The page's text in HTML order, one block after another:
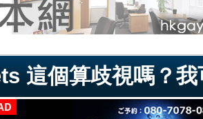
這個算歧視嗎？